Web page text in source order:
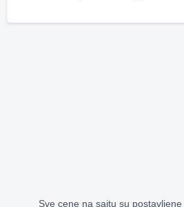
Sve cene na sajtu su